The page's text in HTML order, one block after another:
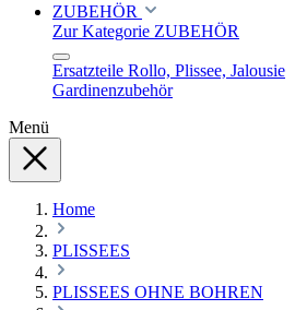
ZUBEHÖR
Zur Kategorie ZUBEHÖR
Ersatzteile Rollo, Plissee, Jalousie
Gardinenzubehör
Menü
Home
PLISSEES
PLISSEES OHNE BOHREN